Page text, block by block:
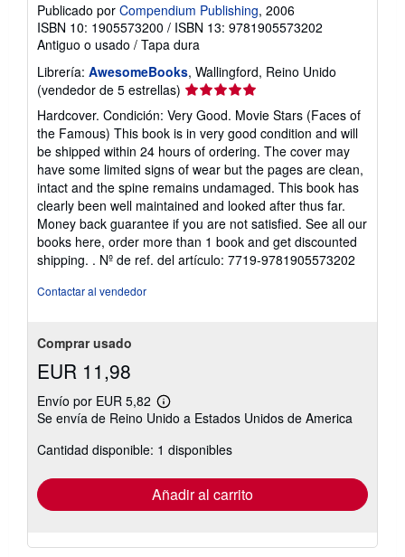
Publicado por Compendium Publishing, 2006
ISBN 10: 1905573200 / ISBN 13: 9781905573202
Antiguo o usado / Tapa dura
Librería: AwesomeBooks, Wallingford, Reino Unido
(vendedor de 5 estrellas) Calificación
del
vendedor:
5
de
5
estrellas
Hardcover. Condición: Very Good. Movie Stars (Faces of
the Famous) This book is in very good condition and will
be shipped within 24 hours of ordering. The cover may
have some limited signs of wear but the pages are clean,
intact and the spine remains undamaged. This book has
clearly been well maintained and looked after thus far.
Money back guarantee if you are not satisfied. See all our
books here, order more than 1 book and get discounted
shipping. . Nº de ref. del artículo: 7719-9781905573202
Contactar al vendedor
Comprar usado
EUR 11,98
Envío por EUR 5,82
Más
información
las
tarifas
envío
Se envía de Reino Unido a Estados Unidos de America
Cantidad disponible: 1 disponibles
Añadir al carrito